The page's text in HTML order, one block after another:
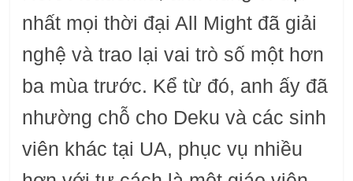
nhất mọi thời đại All Might đã giải
nghệ và trao lại vai trò số một hơn
ba mùa trước. Kể từ đó, anh ấy đã
nhường chỗ cho Deku và các sinh
viên khác tại UA, phục vụ nhiều